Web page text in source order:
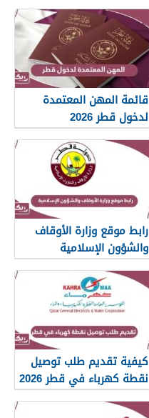
قائمة المهن المعتمدة
لدخول قطر 2026
رابط موقع وزارة الأوقاف
والشؤون الإسلامية
islam.gov.qa
كيفية تقديم طلب توصيل
نقطة كهرباء في قطر 2026